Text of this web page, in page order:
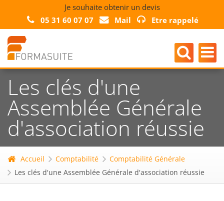
Je souhaite obtenir un devis
05 31 60 07 07
Mail Etre rappelé
Les clés d'une
Assemblée Générale
d'association réussie
Accueil Comptabilité
Comptabilité Générale
Les clés d'une Assemblée Générale d'association réussie